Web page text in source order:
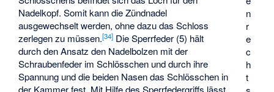
n
r
e
c
h
t
Nadelkopf. Somit kann die Zündnadel
ausgewechselt werden, ohne dazu das Schloss
zerlegen zu müssen.[34] Die Sperrfeder (5) hält
durch den Ansatz den Nadelbolzen mit der
Schraubenfeder im Schlösschen und durch ihre
Spannung und die beiden Nasen das Schlösschen in
der Kammer fest. Mit Hilfe des Sperrfedergriffs lässt